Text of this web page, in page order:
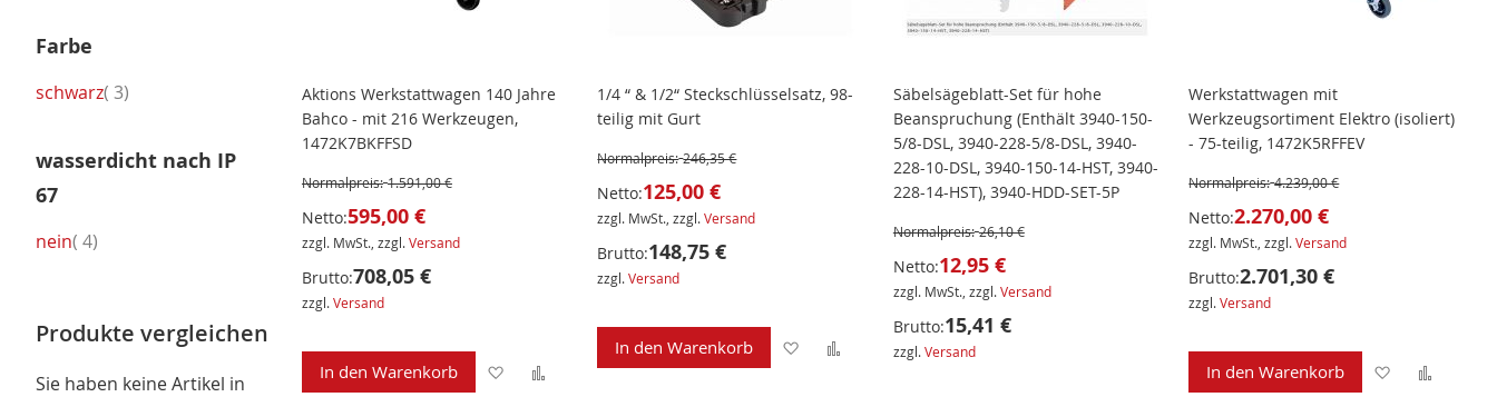
Aktions Werkstattwagen 140 Jahre
Bahco - mit 216 Werkzeugen,
1472K7BKFFSD
Normalpreis: 1.591,00 €
Netto:595,00 €
zzgl. MwSt., zzgl.Versand
Brutto:708,05 €
zzgl.Versand
In den Warenkorb
Zur
1/4 “ & 1/2“ Steckschlüsselsatz, 98-
teilig mit Gurt
Normalpreis: 246,35 €
Netto:125,00 €
zzgl. MwSt., zzgl.Versand
Brutto:148,75 €
zzgl.Versand
In den Warenkorb
Zur
Säbelsägeblatt-Set für hohe
Beanspruchung (Enthält 3940-150-
5/8-DSL, 3940-228-5/8-DSL, 3940-
228-10-DSL, 3940-150-14-HST, 3940-
228-14-HST), 3940-HDD-SET-5P
Normalpreis: 26,10 €
Netto:12,95 €
zzgl. MwSt., zzgl.Versand
Brutto:15,41 €
zzgl.Versand
Werkstattwagen mit
Werkzeugsortiment Elektro (isoliert)
- 75-teilig, 1472K5RFFEV
Normalpreis: 4.239,00 €
Netto:2.270,00 €
zzgl. MwSt., zzgl.Versand
Brutto:2.701,30 €
zzgl.Versand
In den Warenkorb
Zur
Farbe
schwarz 3Artikel
wasserdicht nach IP
67
nein 4Artikel
Produkte vergleichen
Sie haben keine Artikel in